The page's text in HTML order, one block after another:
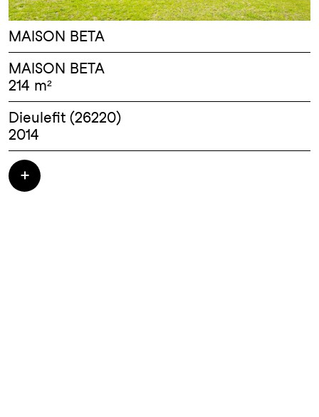
Infos
Contact
MAISON BETA
MAISON BETA
214 m²
Dieulefit (26220)
2014
Construction d'une maison ossature bois et
d'un atelier d'artiste - 315 000.00 HT